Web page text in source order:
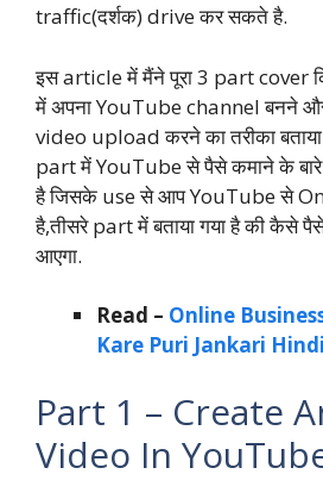
traffic(दर्शक) drive कर सकते है.
इस article में मैंने पूरा 3 part cover
में अपना YouTube channel बनने
video upload करने का तरीका
part में YouTube से पैसे कमाने के बारे में
है जिसके use से आप YouTube से
है,तीसरे part में बताया गया है की कैसे
आएगा.
Read – Online
Kare Puri Jankari
Part 1 – Create
Video In